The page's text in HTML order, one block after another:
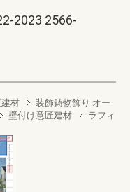
2023 2566-
材
装飾鋳物飾り オー
壁付け意匠建材
ラフィ